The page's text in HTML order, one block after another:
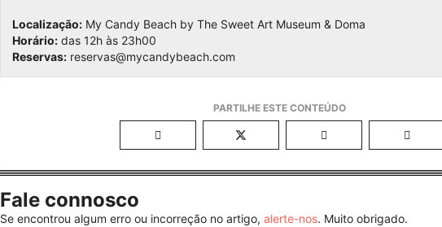
Localização: My Candy Beach by The Sweet Art Museum & Doma
Horário: das 12h às 23h00
Reservas: reservas@mycandybeach.com
Fale connosco
Se encontrou algum erro ou incorreção no artigo,alerte-nos. Muito obrigado.